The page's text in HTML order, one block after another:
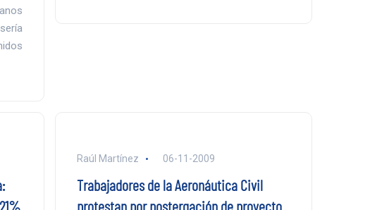
Raúl Martínez 06-11-2009
Trabajadores de la Aeronáutica Civil
protestan por postergación de proyecto